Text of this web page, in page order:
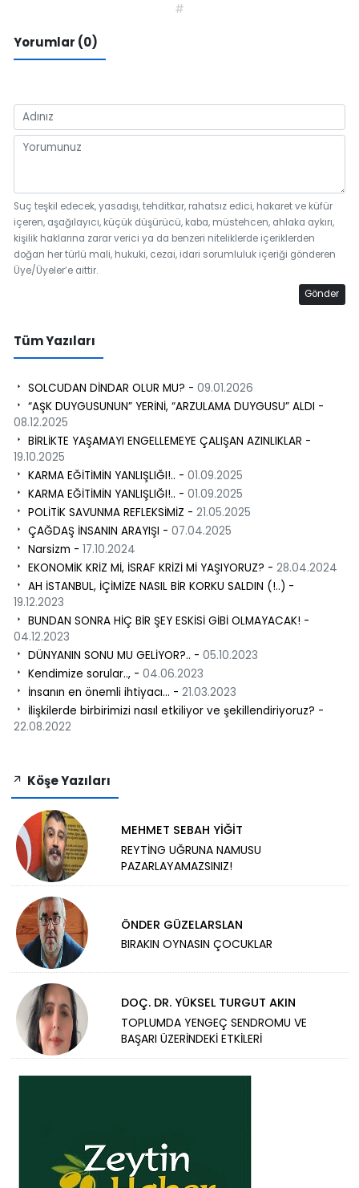
#
Yorumlar (0)
Suç teşkil edecek, yasadışı, tehditkar, rahatsız edici, hakaret ve küfür
içeren, aşağılayıcı, küçük düşürücü, kaba, müstehcen, ahlaka aykırı,
kişilik haklarına zarar verici ya da benzeri niteliklerde içeriklerden
doğan her türlü mali, hukuki, cezai, idari sorumluluk içeriği gönderen
Üye/Üyeler’e aittir.
Gönder
Tüm Yazıları
SOLCUDAN DİNDAR OLUR MU? - 09.01.2026
“AŞK DUYGUSUNUN” YERİNİ, “ARZULAMA DUYGUSU” ALDI -
08.12.2025
BİRLİKTE YAŞAMAYI ENGELLEMEYE ÇALIŞAN AZINLIKLAR -
19.10.2025
KARMA EĞİTİMİN YANLIŞLIĞI!.. - 01.09.2025
KARMA EĞİTİMİN YANLIŞLIĞI!.. - 01.09.2025
POLİTİK SAVUNMA REFLEKSİMİZ - 21.05.2025
ÇAĞDAŞ İNSANIN ARAYIŞI - 07.04.2025
Narsizm - 17.10.2024
EKONOMİK KRİZ Mİ, İSRAF KRİZİ Mİ YAŞIYORUZ? - 28.04.2024
AH İSTANBUL, İÇİMİZE NASIL BİR KORKU SALDIN (!..) -
19.12.2023
BUNDAN SONRA HİÇ BİR ŞEY ESKİSİ GİBİ OLMAYACAK! -
04.12.2023
DÜNYANIN SONU MU GELİYOR?.. - 05.10.2023
Kendimize sorular.., - 04.06.2023
İnsanın en önemli ihtiyacı... - 21.03.2023
İlişkilerde birbirimizi nasıl etkiliyor ve şekillendiriyoruz? -
22.08.2022
Köşe Yazıları
MEHMET SEBAH YİĞİT
REYTİNG UĞRUNA NAMUSU
PAZARLAYAMAZSINIZ!
ÖNDER GÜZELARSLAN
BIRAKIN OYNASIN ÇOCUKLAR
DOÇ. DR. YÜKSEL TURGUT AKIN
TOPLUMDA YENGEÇ SENDROMU VE
BAŞARI ÜZERİNDEKİ ETKİLERİ